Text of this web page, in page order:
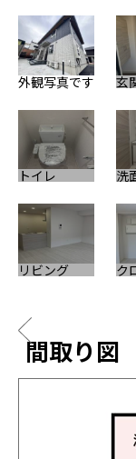
外観写真です 玄
トイレ 洗
リビング ク
間取り図